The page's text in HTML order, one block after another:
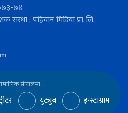
७४
संस्था : पहिचान मिडिया प्रा. लि.
संजालमा
युट्युब इन्स्टाग्राम